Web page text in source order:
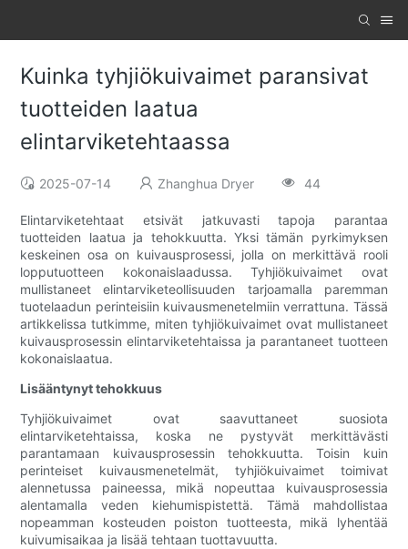
Kuinka tyhjiökuivaimet paransivat
tuotteiden laatua
elintarviketehtaassa
2025-07-14 Zhanghua Dryer 44
Elintarviketehtaat etsivät jatkuvasti tapoja parantaa
tuotteiden laatua ja tehokkuutta. Yksi tämän pyrkimyksen
keskeinen osa on kuivausprosessi, jolla on merkittävä rooli
lopputuotteen kokonaislaadussa. Tyhjiökuivaimet ovat
mullistaneet elintarviketeollisuuden tarjoamalla paremman
tuotelaadun perinteisiin kuivausmenetelmiin verrattuna. Tässä
artikkelissa tutkimme, miten tyhjiökuivaimet ovat mullistaneet
kuivausprosessin elintarviketehtaissa ja parantaneet tuotteen
kokonaislaatua.
Lisääntynyt tehokkuus
Tyhjiökuivaimet ovat saavuttaneet suosiota
elintarviketehtaissa, koska ne pystyvät merkittävästi
parantamaan kuivausprosessin tehokkuutta. Toisin kuin
perinteiset kuivausmenetelmät, tyhjiökuivaimet toimivat
alennetussa paineessa, mikä nopeuttaa kuivausprosessia
alentamalla veden kiehumispistettä. Tämä mahdollistaa
nopeamman kosteuden poiston tuotteesta, mikä lyhentää
kuivumisaikaa ja lisää tehtaan tuottavuutta.